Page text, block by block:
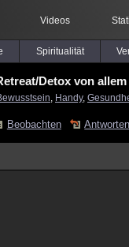
Videos
Spiritualität
Detox von allem
Handy,
Beobachten Antworten